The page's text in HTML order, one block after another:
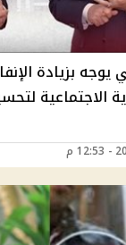
بزيادة
الاجتماعية